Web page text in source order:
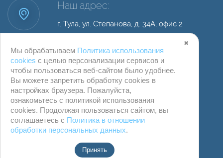
Наш адрес:
г. Тула, ул. Степанова, д. 34А, офис 2
© ООО "Компания Бревис" г. Тула
✖
Мы обрабатываем Политика использования
cookies с целью персонализации сервисов и
чтобы пользоваться веб-сайтом было удобнее.
Вы можете запретить обработку сookies в
настройках браузера. Пожалуйста,
ознакомьтесь с политикой использования
cookies. Продолжая пользоваться сайтом, вы
соглашаетесь с Политика в отношении
обработки персональных данных.
Принять